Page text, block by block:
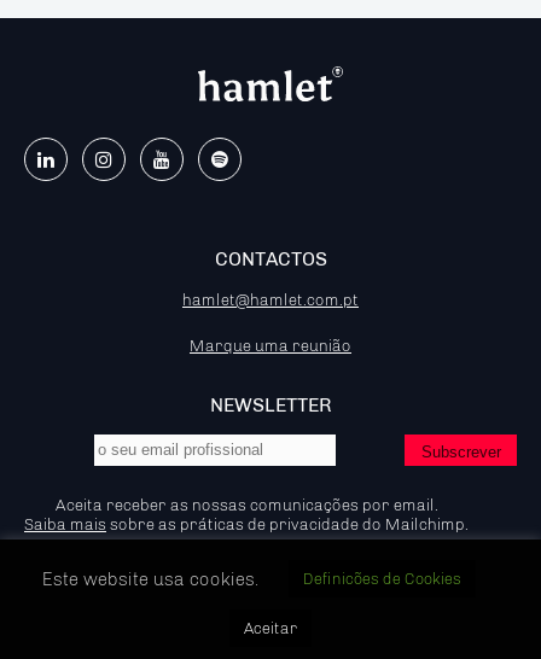
CONTACTOS
hamlet@hamlet.com.pt
Marque uma reunião
NEWSLETTER
Aceita receber as nossas comunicações por email.
Saiba mais sobre as práticas de privacidade do Mailchimp.
Política de Privacidade e Cookies
Este website usa cookies. Definicões de Cookies
Aceitar